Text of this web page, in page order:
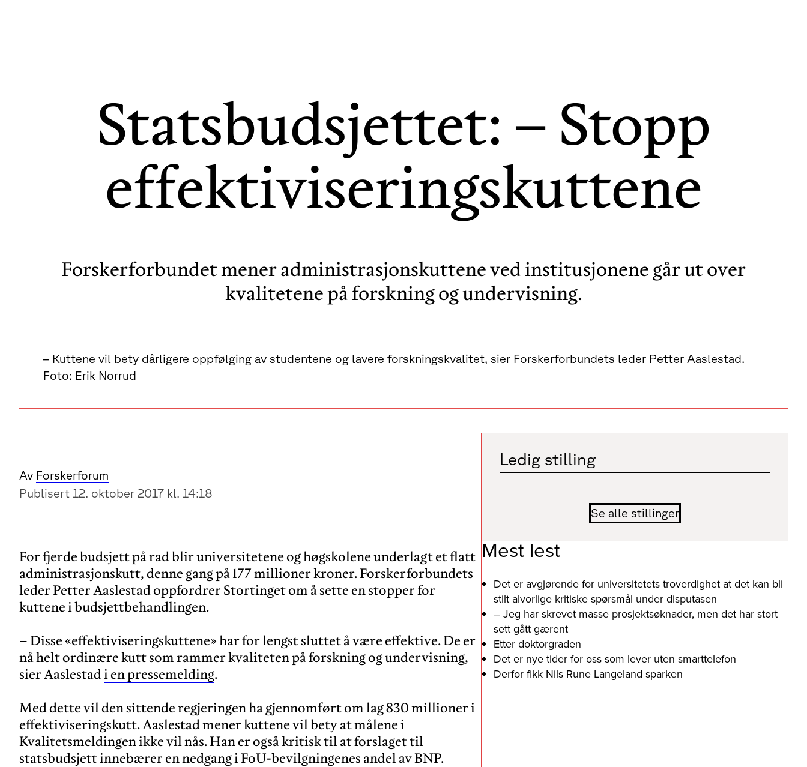
Statsbudsjettet: – Stopp
effektiviseringskuttene
Forskerforbundet mener administrasjonskuttene ved institusjonene går ut over
kvalitetene på forskning og undervisning.
– Kuttene vil bety dårligere oppfølging av studentene og lavere forskningskvalitet, sier Forskerforbundets leder Petter Aaslestad.
Foto: Erik Norrud
Av Forskerforum
Publisert 12. oktober 2017 kl. 14:18
For fjerde budsjett på rad blir universitetene og høgskolene underlagt et flatt
administrasjonskutt, denne gang på 177 millioner kroner. Forskerforbundets
leder Petter Aaslestad oppfordrer Stortinget om å sette en stopper for
kuttene i budsjettbehandlingen.
– Disse «effektiviseringskuttene» har for lengst sluttet å være effektive. De er
nå helt ordinære kutt som rammer kvaliteten på forskning og undervisning,
sier Aaslestadi en pressemelding.
Med dette vil den sittende regjeringen ha gjennomført om lag 830 millioner i
effektiviseringskutt. Aaslestad mener kuttene vil bety at målene i
Kvalitetsmeldingen ikke vil nås. Han er også kritisk til at forslaget til
statsbudsjett innebærer en nedgang i FoU-bevilgningenes andel av BNP.
Ledig stilling
Se alle stillinger
Mest lest
Det er avgjørende for universitetets troverdighet at det kan bli
stilt alvorlige kritiske spørsmål under disputasen
– Jeg har skrevet masse prosjektsøknader, men det har stort
sett gått gærent
Etter doktorgraden
Det er nye tider for oss som lever uten smarttelefon
Derfor fikk Nils Rune Langeland sparken